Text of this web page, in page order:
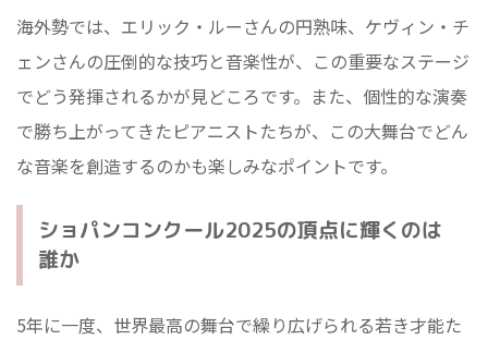
海外勢では、エリック・ルーさんの円熟味、ケヴィン・チ
ェンさんの圧倒的な技巧と音楽性が、この重要なステージ
でどう発揮されるかが見どころです。また、個性的な演奏
で勝ち上がってきたピアニストたちが、この大舞台でどん
な音楽を創造するのかも楽しみなポイントです。
ショパンコンクール2025の頂点に輝くのは
誰か
5年に一度、世界最高の舞台で繰り広げられる若き才能た